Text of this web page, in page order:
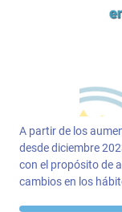
A partir de los
desde diciembre
con el propósito de
cambios en los